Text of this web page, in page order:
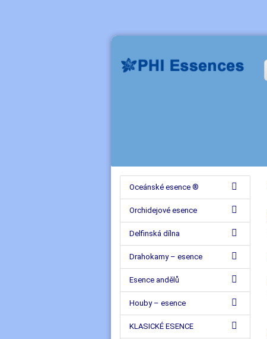
Oceánské esence ®
Orchidejové esence
Delfinská dílna
Drahokamy – esence
Esence andělů
Houby – esence
KLASICKÉ ESENCE